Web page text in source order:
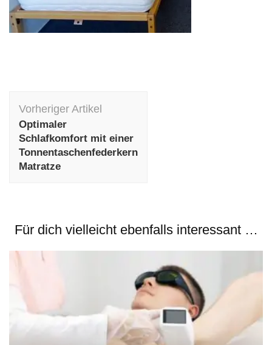
Vorheriger Artikel
Optimaler
Schlafkomfort mit einer
Tonnentaschenfederkern
Matratze
Für dich vielleicht ebenfalls interessant …